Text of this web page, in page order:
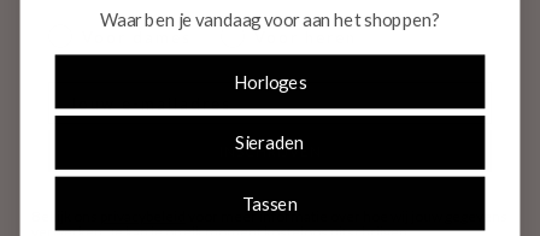
dames & heren
INSCHRIJVEN
voor meer informatie over hoe wij jouw gegevens
verwerken. Je kan je op elk moment kosteloos uitschrijven.
Waar ben je vandaag voor aan het shoppen?
Horloges
Sieraden
Tassen